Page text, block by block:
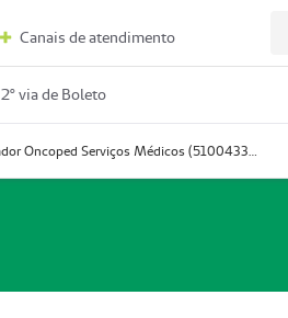
Canais de atendimento
2º via de Boleto
Prestador Oncoped Serviços Médicos (51004335-0)